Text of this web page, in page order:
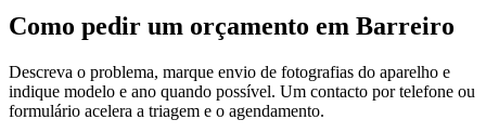
Como pedir um orçamento em Barreiro
Descreva o problema, marque envio de fotografias do aparelho e
indique modelo e ano quando possível. Um contacto por telefone ou
formulário acelera a triagem e o agendamento.